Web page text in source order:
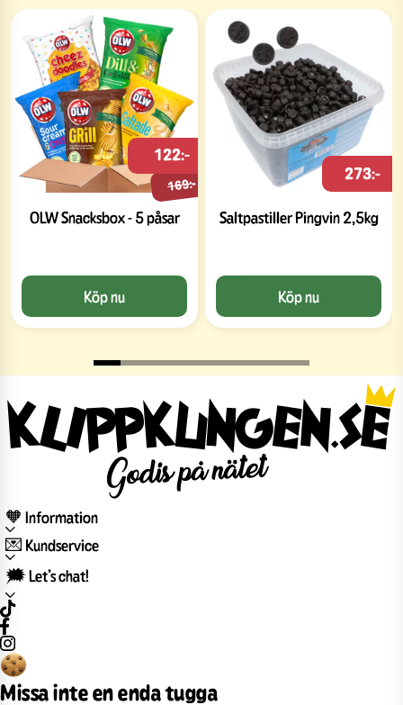
OLW Snacksbox - 5 påsar
169:-
122:-
Köp nu
Saltpastiller Pingvin 2,5kg
273:-
Köp nu
🧡 Information
💌 Kundservice
🗯️ Let’s chat!
Missa inte en enda tugga